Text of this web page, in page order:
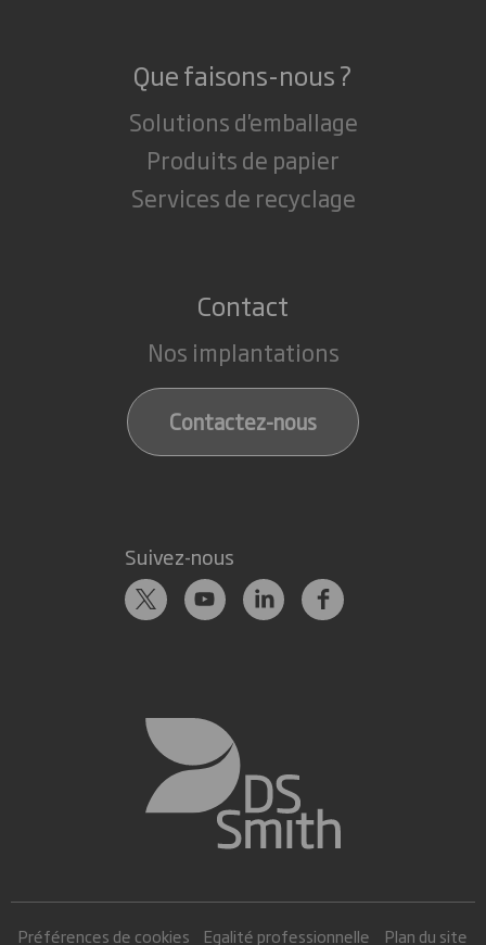
Que faisons-nous ?
Solutions d'emballage
Produits de papier
Services de recyclage
Contact
Nos implantations
Contactez-nous
Suivez-nous
Préférences de cookies Egalité professionnelle Plan du site